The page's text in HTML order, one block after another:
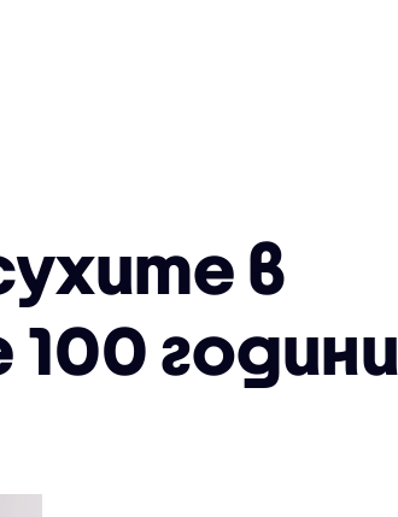
в
години